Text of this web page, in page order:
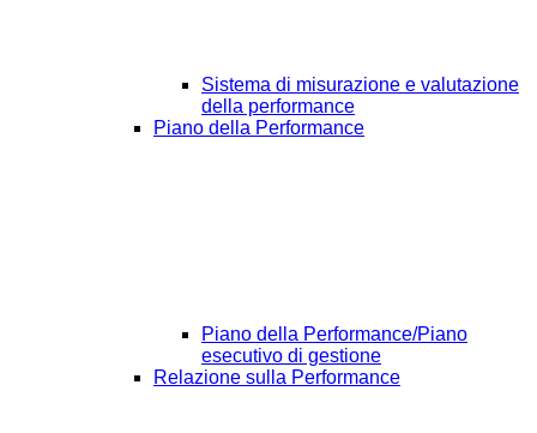
Sistema di misurazione e valutazione
della performance
Piano della Performance
Piano della Performance/Piano
esecutivo di gestione
Relazione sulla Performance